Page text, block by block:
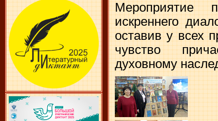
Мероприятие
искреннего
оставив у всех
чувство
духовному